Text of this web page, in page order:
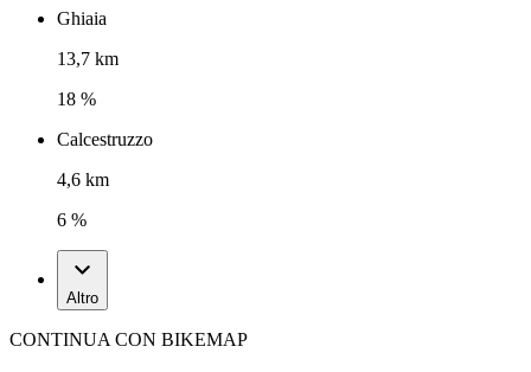
Ghiaia
13,7 km
18 %
Calcestruzzo
4,6 km
6 %
Altro
CONTINUA CON BIKEMAP